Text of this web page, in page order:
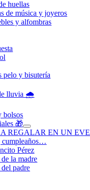
huellas
de música y joyeros
y alfombras
pelo y bisutería
lluvia 🌧️
bolsos
🎁
REGALAR EN UN
cumpleaños…
Pérez
la madre
padre